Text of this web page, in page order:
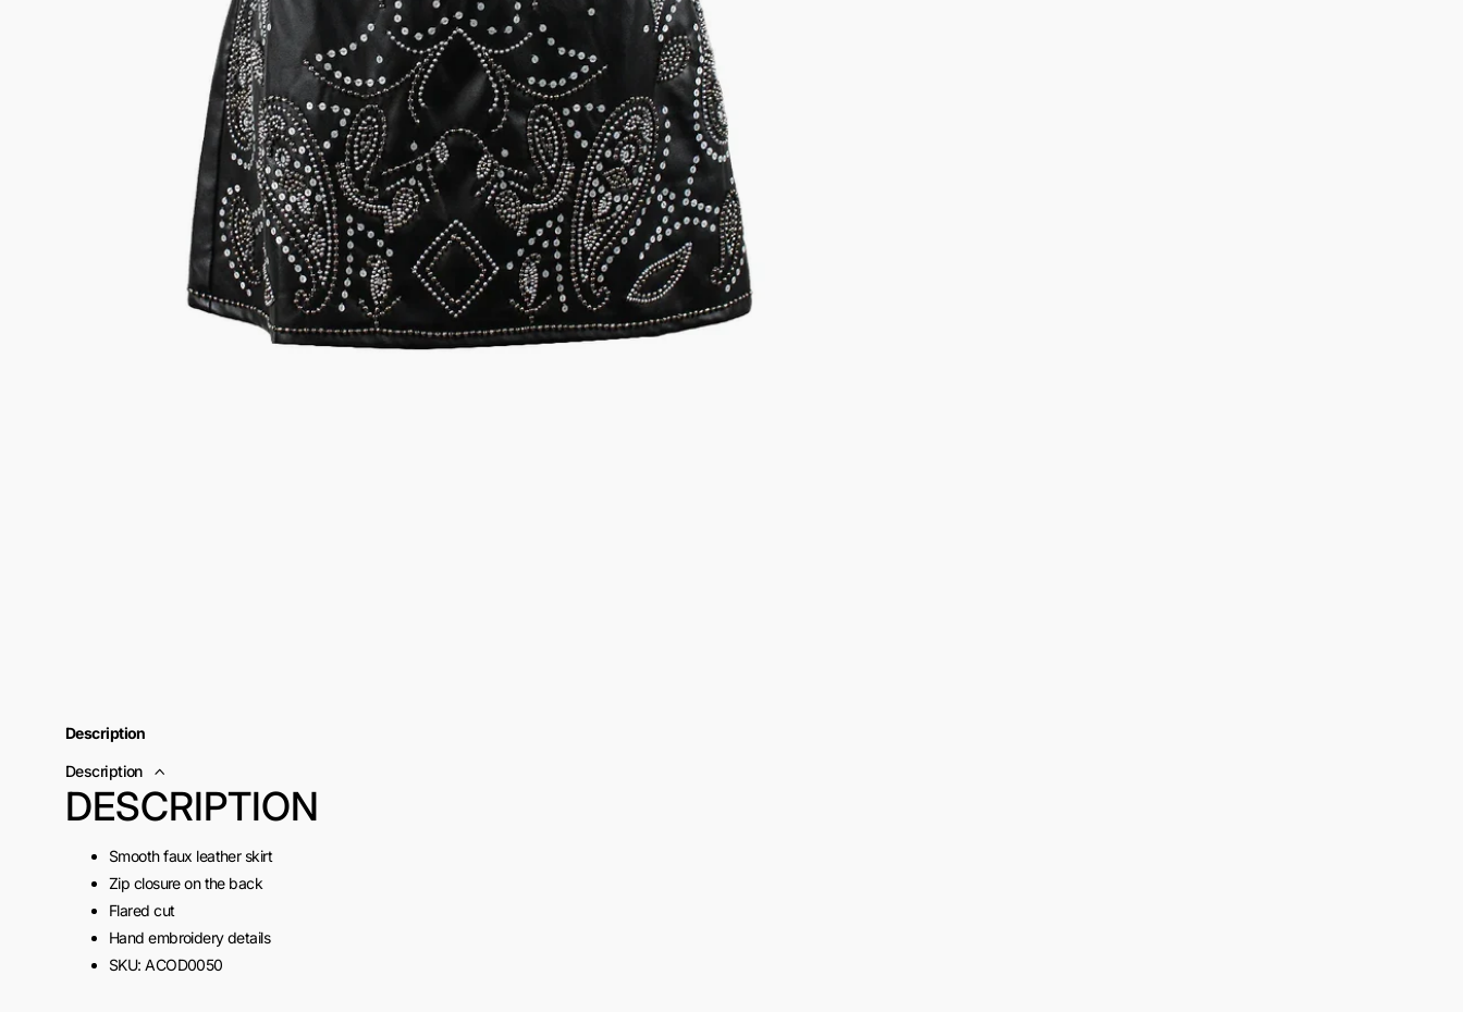
Description
Description
DESCRIPTION
Smooth faux leather skirt
Zip closure on the back
Flared cut
Hand embroidery details
SKU:ACOD0050